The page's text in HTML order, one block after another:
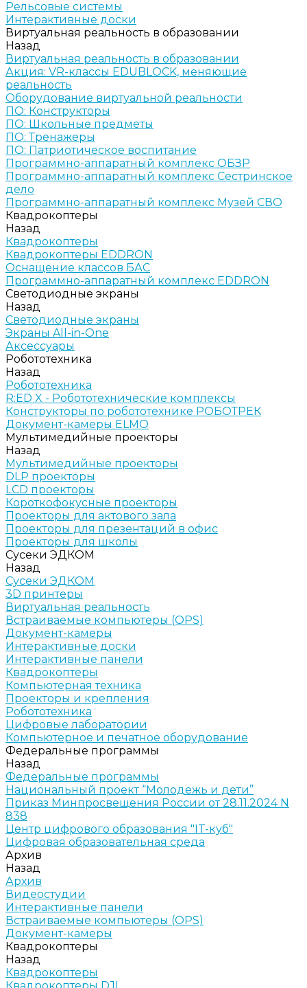
Рельсовые системы
Интерактивные доски
Виртуальная реальность в образовании
Назад
Виртуальная реальность в образовании
Акция: VR-классы EDUBLOCK, меняющие
реальность
Оборудование виртуальной реальности
ПО: Конструкторы
ПО: Школьные предметы
ПО: Тренажеры
ПО: Патриотическое воспитание
Программно-аппаратный комплекс ОБЗР
Программно-аппаратный комплекс Сестринское
дело
Программно-аппаратный комплекс Музей СВО
Квадрокоптеры
Назад
Квадрокоптеры
Квадрокоптеры EDDRON
Оснащение классов БАС
Программно-аппаратный комплекс EDDRON
Светодиодные экраны
Назад
Светодиодные экраны
Экраны All-in-One
Аксессуары
Робототехника
Назад
Робототехника
R:ED X - Робототехнические комплексы
Конструкторы по робототехнике РОБОТРЕК
Документ-камеры ELMO
Мультимедийные проекторы
Назад
Мультимедийные проекторы
DLP проекторы
LCD проекторы
Короткофокусные проекторы
Проекторы для актового зала
Проекторы для презентаций в офис
Проекторы для школы
Сусеки ЭДКОМ
Назад
Сусеки ЭДКОМ
3D принтеры
Виртуальная реальность
Встраиваемые компьютеры (OPS)
Документ-камеры
Интерактивные доски
Интерактивные панели
Квадрокоптеры
Компьютерная техника
Проекторы и крепления
Робототехника
Цифровые лаборатории
Компьютерное и печатное оборудование
Федеральные программы
Назад
Федеральные программы
Национальный проект “Молодежь и дети”
Приказ Минпросвещения России от 28.11.2024 N
838
Центр цифрового образования "IT-куб"
Цифровая образовательная среда
Архив
Назад
Архив
Видеостудии
Интерактивные панели
Встраиваемые компьютеры (OPS)
Документ-камеры
Квадрокоптеры
Назад
Квадрокоптеры